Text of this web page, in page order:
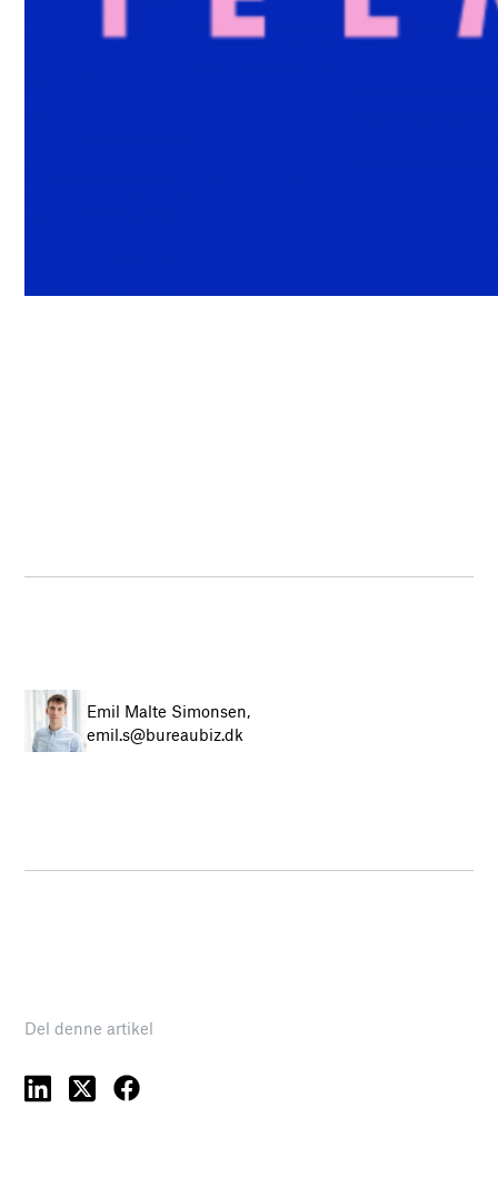
Emil Malte Simonsen,
emil.s@bureaubiz.dk
Del denne artikel